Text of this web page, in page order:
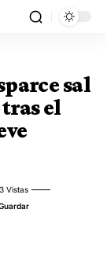
sal
el
Vistas